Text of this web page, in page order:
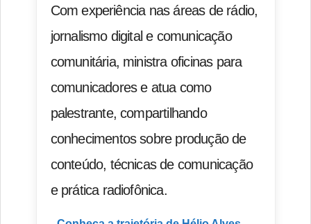
Com experiência nas áreas de rádio,
jornalismo digital e comunicação
comunitária, ministra oficinas para
comunicadores e atua como
palestrante, compartilhando
conhecimentos sobre produção de
conteúdo, técnicas de comunicação
e prática radiofônica.